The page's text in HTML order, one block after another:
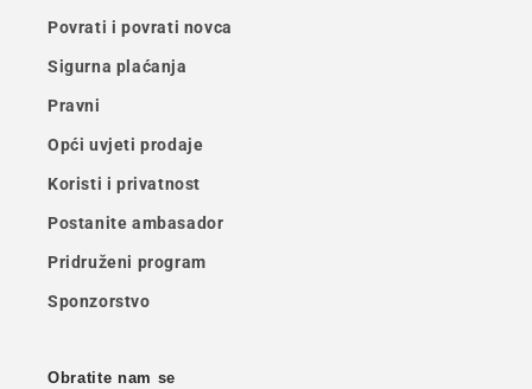
Povrati i povrati novca
Sigurna plaćanja
Pravni
Opći uvjeti prodaje
Koristi i privatnost
Postanite ambasador
Pridruženi program
Sponzorstvo
Obratite nam se